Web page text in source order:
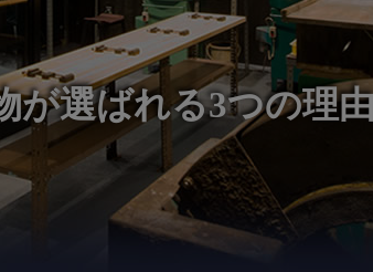
が選ばれる3つの理